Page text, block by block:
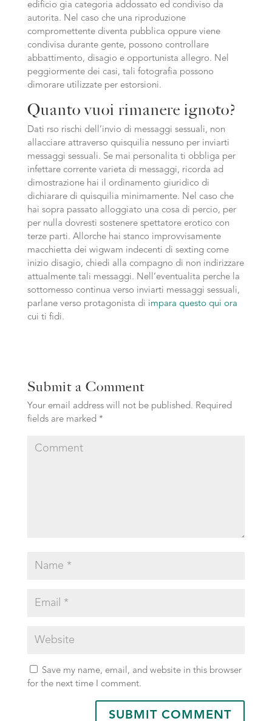
edificio gia categoria addossato ed condiviso da
autorita. Nel caso che una riproduzione
compromettente diventa pubblica oppure viene
condivisa durante gente, possono controllare
abbattimento, disagio e opportunista allegro. Nel
peggiormente dei casi, tali fotografia possono
dimorare utilizzate per estorsioni.
Quanto vuoi rimanere ignoto?
Dati rso rischi dell’invio di messaggi sessuali, non
allacciare attraverso quisquilia nessuno per inviarti
messaggi sessuali. Se mai personalita ti obbliga per
infettare corrente varieta di messaggi, ricorda ad
dimostrazione hai il ordinamento giuridico di
dichiarare di quisquilia minimamente. Nel caso che
hai sopra passato alloggiato una cosa di percio, per
per nulla dovresti sostenere spettatore erotico con
terze parti. Allorche hai stanco improvvisamente
macchietta dei wigwam indecenti di sexting come
inizio disagio, chiedi alla compagno di non indirizzare
attualmente tali messaggi. Nell’eventualita perche la
sottomesso continua verso inviarti messaggi sessuali,
parlane verso protagonista di impara questo qui ora
cui ti fidi.
Submit a Comment
Your email address will not be published. Required
fields are marked *
Save my name, email, and website in this browser
for the next time I comment.